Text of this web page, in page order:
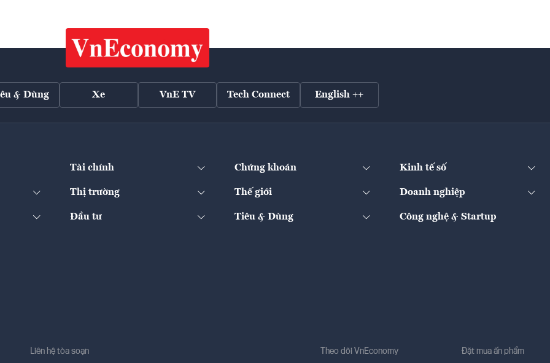
& Dùng Xe VnE TV Tech Connect English ++
Tài chính Chứng khoán Kinh tế số
Thị trường Thế giới Doanh nghiệp
Đầu tư Tiêu & Dùng Công nghệ & Startup
Liên hệ tòa soạn Theo dõi VnEconomy Đặt mua ấn phẩm